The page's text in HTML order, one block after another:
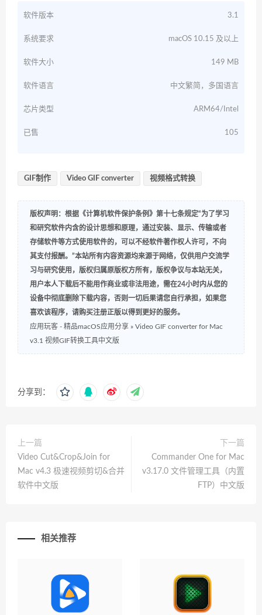
软件版本 3.1
系统要求 macOS 10.15 及以上
软件大小 149 MB
软件语言 中文繁简，多国语言
芯片类型 ARM64/Intel
已售 105
GIF制作 Video GIF converter 视频格式转换
版权声明：根据《计算机软件保护条例》第十七条规定“为了学习
和研究软件内含的设计思想和原理，通过安装、显示、传输或者
存储软件等方式使用软件的，可以不经软件著作权人许可，不向
其支付报酬。”本站所有内容资源均来源于网络，仅供用户交流学
习与研究使用，版权归属原版权方所有，版权争议与本站无关，
用户本人下载后不能用作商业或非法用途，需在24小时内从您的
设备中彻底删除下载内容，否则一切后果请您自行承担，如果您
喜欢该程序，请购买注册正版以得到更好的服务。
应用玩客 - 精品macOS应用分享 » Video GIF converter for Mac
v3.1 视频GIF转换工具中文版
分享到：
上一篇
Video Cut&Crop&Join for
Mac v4.3 极速视频剪切&合并
软件中文版
下一篇
Commander One for Mac
v3.17.0 文件管理工具（内置
FTP）中文版
相关推荐